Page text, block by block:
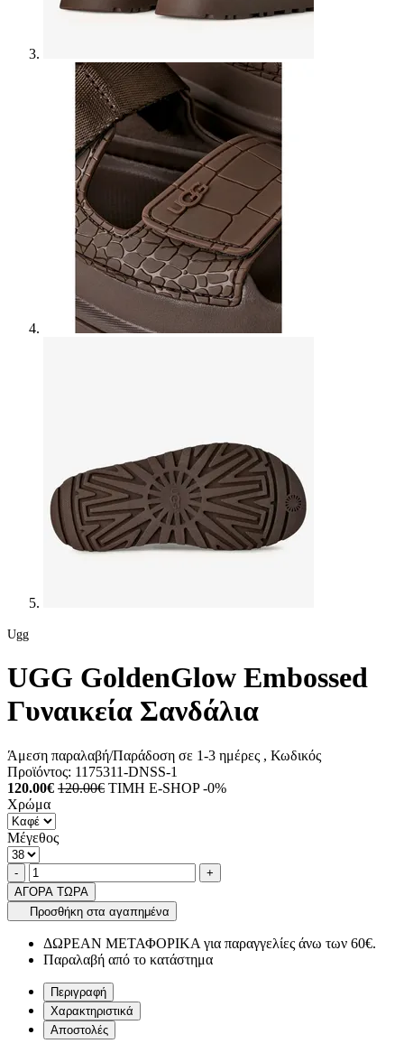
Ugg
UGG GoldenGlow Embossed
Γυναικεία Σανδάλια
Άμεση παραλαβή/Παράδοση σε 1-3 ημέρες , Κωδικός
Προϊόντος: 1175311-DNSS-1
120.00€ 120.00€ ΤΙΜΗ E-SHOP -0%
Χρώμα
Μέγεθος
Ποσότητα
-product.increase.quantity +
ΑΓΟΡΑ ΤΩΡΑ
Προσθήκη στα αγαπημένα
ΔΩΡΕΑΝ ΜΕΤΑΦΟΡΙΚΑ για παραγγελίες άνω των 60€.
Παραλαβή από το κατάστημα
Περιγραφή
Χαρακτηριστικά
Αποστολές